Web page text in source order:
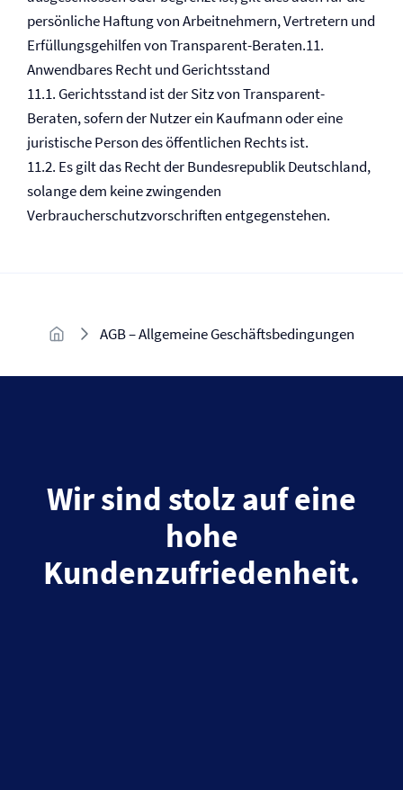
persönliche Haftung von Arbeitnehmern, Vertretern und
Erfüllungsgehilfen von Transparent-Beraten.11.
Anwendbares Recht und Gerichtsstand
11.1. Gerichtsstand ist der Sitz von Transparent-
Beraten, sofern der Nutzer ein Kaufmann oder eine
juristische Person des öffentlichen Rechts ist.
11.2. Es gilt das Recht der Bundesrepublik Deutschland,
solange dem keine zwingenden
Verbraucherschutzvorschriften entgegenstehen.
AGB – Allgemeine Geschäftsbedingungen
Wir sind stolz auf eine
hohe
Kundenzufriedenheit.